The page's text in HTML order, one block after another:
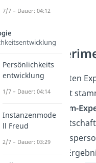
der bekanntesten
Thema Autorität
Milgram-
es um die
Welche
7/7 – Dauer: 04:12
Persönlichkeits
entwicklung
1/7 – Dauer: 04:14
Instanzenmode
ll Freud
2/7 – Dauer: 03:29